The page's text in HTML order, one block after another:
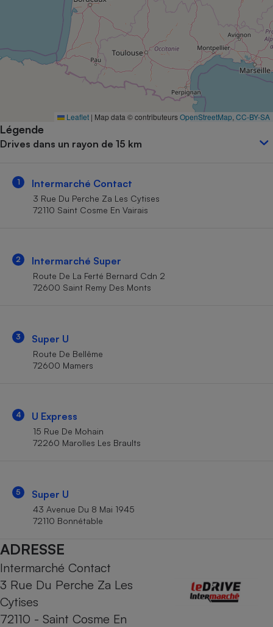
Leaflet | Map data © contributeursOpenStreetMap CC-BY-SA
Légende
Drives dans un rayon de 15 km
1 Intermarché Contact
3 Rue Du Perche Za Les Cytises
72110 Saint Cosme En Vairais
2 Intermarché Super
Route De La Ferté Bernard Cdn 2
72600 Saint Remy Des Monts
3 Super U
Route De Bellême
72600 Mamers
4 U Express
15 Rue De Mohain
72260 Marolles Les Braults
5 Super U
43 Avenue Du 8 Mai 1945
72110 Bonnétable
ADRESSE
Intermarché Contact
3 Rue Du Perche Za Les
Cytises
72110 - Saint Cosme En
Complément
alimentaire
Assurance emprunteur
Banque
Petit électroménager -
Téléphone mobile -
Matelas
Mutuelle